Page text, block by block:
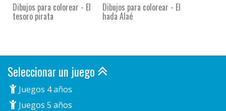
Dibujos para colorear - El
tesoro pirata
Dibujos para colorear - El
hada Alaé
Seleccionar un juego
Juegos 4 años
Juegos 5 años